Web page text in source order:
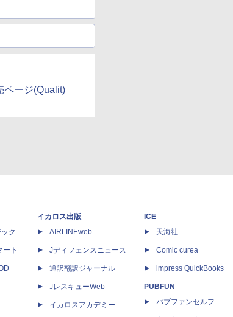
ページ(Qualit)
ク
ート
イカロス出版
AIRLINEweb
Jディフェンスニュース
通訳翻訳ジャーナル
JレスキューWeb
イカロスアカデミー
ICE
天海社
Comic curea
impress QuickBooks
PUBFUN
パブファンセルフ